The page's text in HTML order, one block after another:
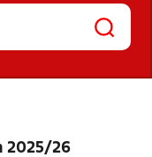
2025/26